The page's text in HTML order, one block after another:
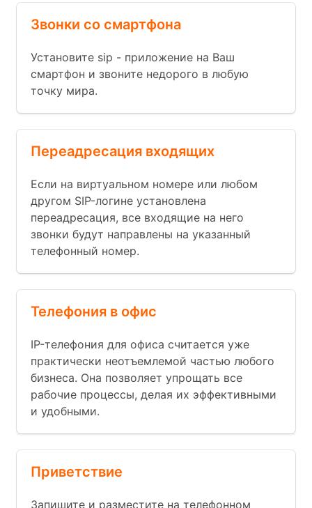
Звонки со смартфона
Установите sip - приложение на Ваш
смартфон и звоните недорого в любую
точку мира.
Переадресация входящих
Если на виртуальном номере или любом
другом SIP-логине установлена
переадресация, все входящие на него
звонки будут направлены на указанный
телефонный номер.
Телефония в офис
IP-телефония для офиса считается уже
практически неотъемлемой частью любого
бизнеса. Она позволяет упрощать все
рабочие процессы, делая их эффективными
и удобными.
Приветствие
Запишите и разместите на телефонном